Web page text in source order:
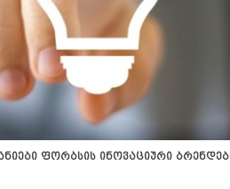
ფორბსის ინოვაციური